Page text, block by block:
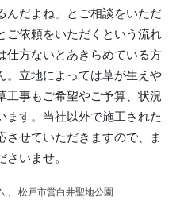
んだよね」とご相談をいただ
ご依頼をいただくという流れ
仕方ないとあきらめている方
。立地によっては草が生えや
工事もご希望やご予算、状況
ます。当社以外で施工された
させていただきますので、ま
いませ。
、 松戸市営白井聖地公園